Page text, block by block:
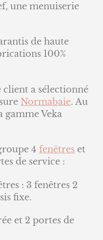
une menuiserie
de haute
100%
a sélectionné
Normabaie. Au
Veka
4 fenêtres et
de service :
: 3 fenêtres 2
fixe.
et 2 portes de